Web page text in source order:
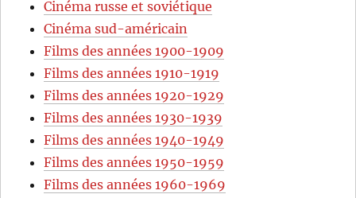
Cinéma russe et soviétique
Cinéma sud-américain
Films des années 1900-1909
Films des années 1910-1919
Films des années 1920-1929
Films des années 1930-1939
Films des années 1940-1949
Films des années 1950-1959
Films des années 1960-1969